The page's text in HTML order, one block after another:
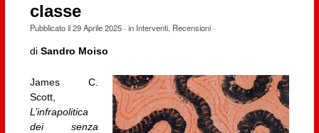
classe
Pubblicato il29 Aprile 2025· in Interventi, Recensioni·
di Sandro Moiso
James C.
Scott,
L’infrapolitica
dei senza